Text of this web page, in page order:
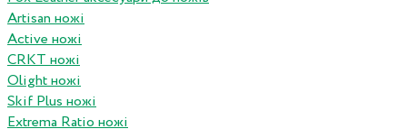
Artisan ножі
Active ножі
CRKT ножі
Olight ножі
Skif Plus ножі
Extrema Ratio ножі